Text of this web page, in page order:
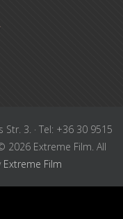
3. · Tel: +36 30 9515
2026 Extreme Film. All
Extreme Film